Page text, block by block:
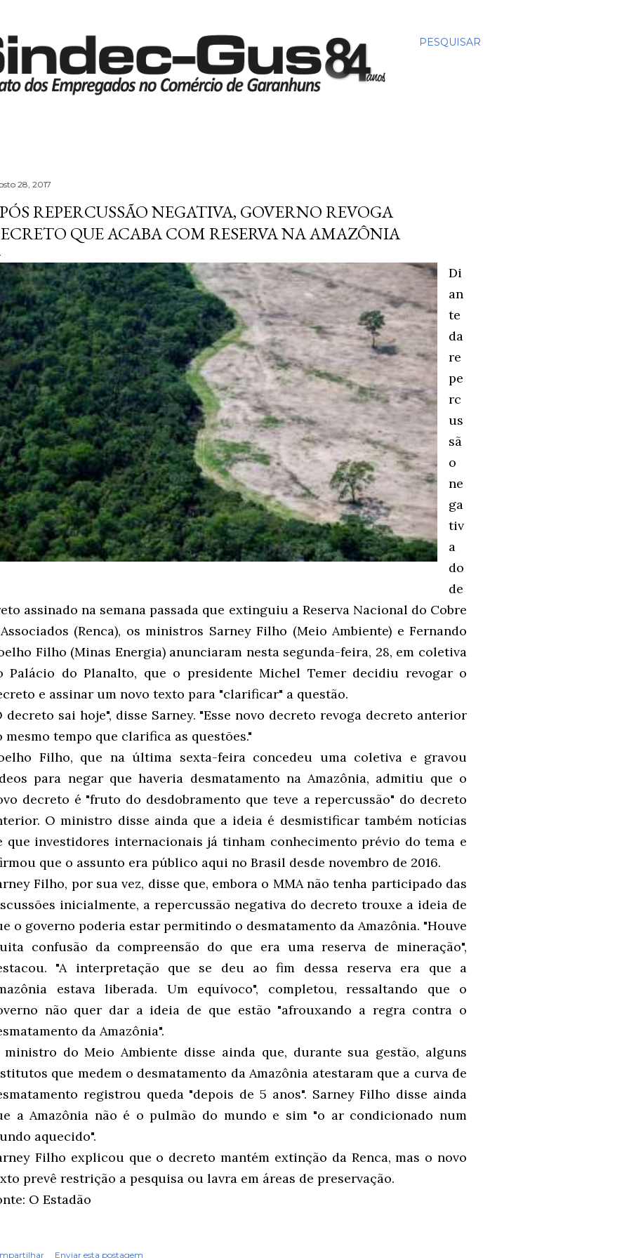
PESQUISAR
28, 2017
REPERCUSSÃO NEGATIVA, GOVERNO REVOGA
QUE ACABA COM RESERVA NA AMAZÔNIA
Di
an
te
da
re
pe
rc
us
sã
o
ne
ga
tiv
a
do
de
assinado na semana passada que extinguiu a Reserva Nacional do Cobre
(Renca), os ministros Sarney Filho (Meio Ambiente) e Fernando
Filho (Minas Energia) anunciaram nesta segunda-feira, 28, em coletiva
Palácio do Planalto, que o presidente Michel Temer decidiu revogar o
e assinar um novo texto para "clarificar" a questão.
decreto sai hoje", disse Sarney. "Esse novo decreto revoga decreto anterior
mesmo tempo que clarifica as questões."
Filho, que na última sexta-feira concedeu uma coletiva e gravou
para negar que haveria desmatamento na Amazônia, admitiu que o
decreto é "fruto do desdobramento que teve a repercussão" do decreto
O ministro disse ainda que a ideia é desmistificar também notícias
que investidores internacionais já tinham conhecimento prévio do tema e
que o assunto era público aqui no Brasil desde novembro de 2016.
Filho, por sua vez, disse que, embora o MMA não tenha participado das
inicialmente, a repercussão negativa do decreto trouxe a ideia de
o governo poderia estar permitindo o desmatamento da Amazônia. "Houve
confusão da compreensão do que era uma reserva de mineração",
"A interpretação que se deu ao fim dessa reserva era que a
estava liberada. Um equívoco", completou, ressaltando que o
não quer dar a ideia de que estão "afrouxando a regra contra o
da Amazônia".
ministro do Meio Ambiente disse ainda que, durante sua gestão, alguns
que medem o desmatamento da Amazônia atestaram que a curva de
registrou queda "depois de 5 anos". Sarney Filho disse ainda
a Amazônia não é o pulmão do mundo e sim "o ar condicionado num
aquecido".
Filho explicou que o decreto mantém extinção da Renca, mas o novo
prevê restrição a pesquisa ou lavra em áreas de preservação.
O Estadão
Enviar esta postagem